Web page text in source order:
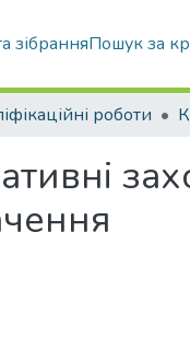
зібранняПошук за
роботи